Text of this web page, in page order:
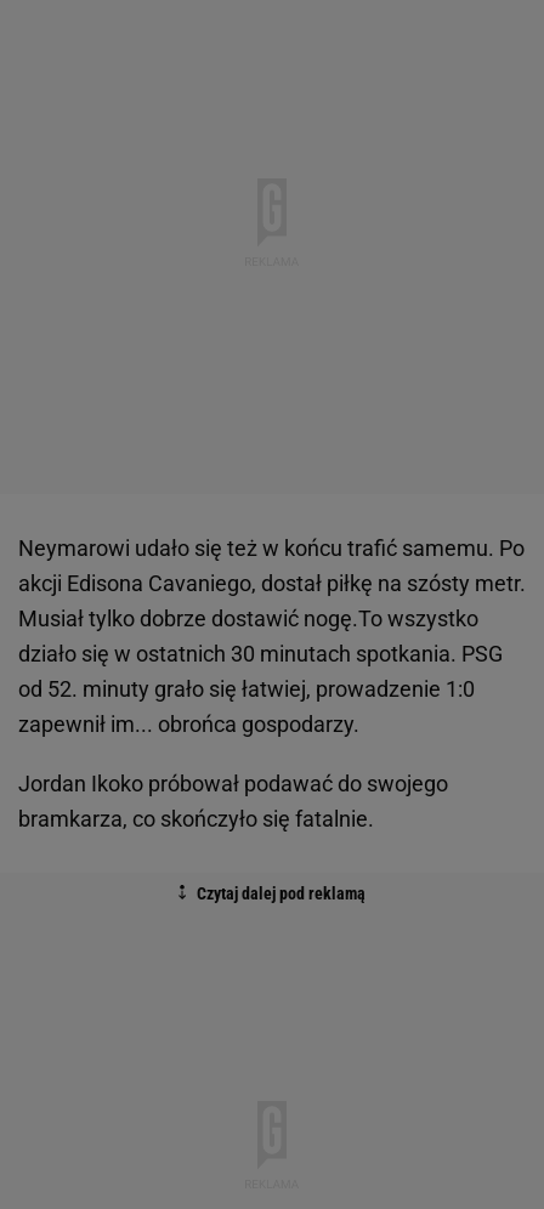
Neymarowi udało się też w końcu trafić samemu. Po
akcji Edisona Cavaniego, dostał piłkę na szósty metr.
Musiał tylko dobrze dostawić nogę.To wszystko
działo się w ostatnich 30 minutach spotkania. PSG
od 52. minuty grało się łatwiej, prowadzenie 1:0
zapewnił im... obrońca gospodarzy.
Jordan Ikoko próbował podawać do swojego
bramkarza, co skończyło się fatalnie.